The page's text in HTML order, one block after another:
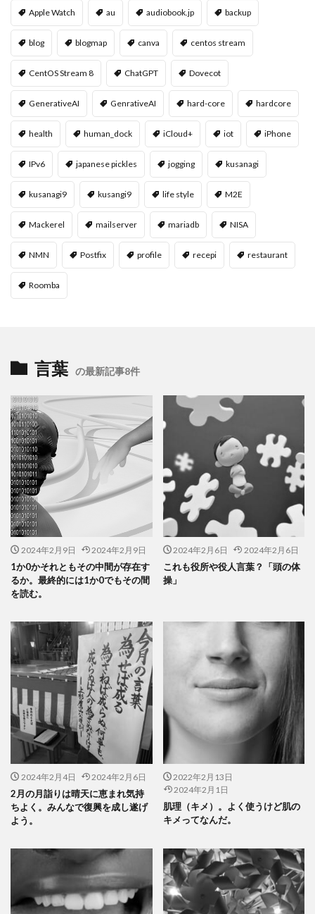
Apple Watch au audiobook.jp backup
blog blogmap canva centos stream
CentOS Stream 8 ChatGPT Dovecot
GenerativeAI GenrativeAI hard-core hardcore
health human_dock iCloud+ iot iPhone
IPv6 japanese pickles jogging kusanagi
kusanagi9 kusangi9 life style M2E
Mackerel mailserver mariadb NISA
NMN Postfix profile recepi restaurant
Roomba
言葉 の最新記事8件
2024年2月9日 2024年2月9日
1か0かそれともその中間が存在す
るか。最終的には1か0でもその間
を読む。
2024年2月6日 2024年2月6日
これも役所や役人言葉？「頭の体
操」
2024年2月4日 2024年2月6日
2月の月詣りは晴天に恵まれ気持
ちよく。みんなで復興を成し遂げ
よう。
2022年2月13日
2024年2月1日
肌理（キメ）。よく使うけど肌の
キメってなんだ。